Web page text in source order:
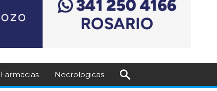
Farmacias Necrologicas